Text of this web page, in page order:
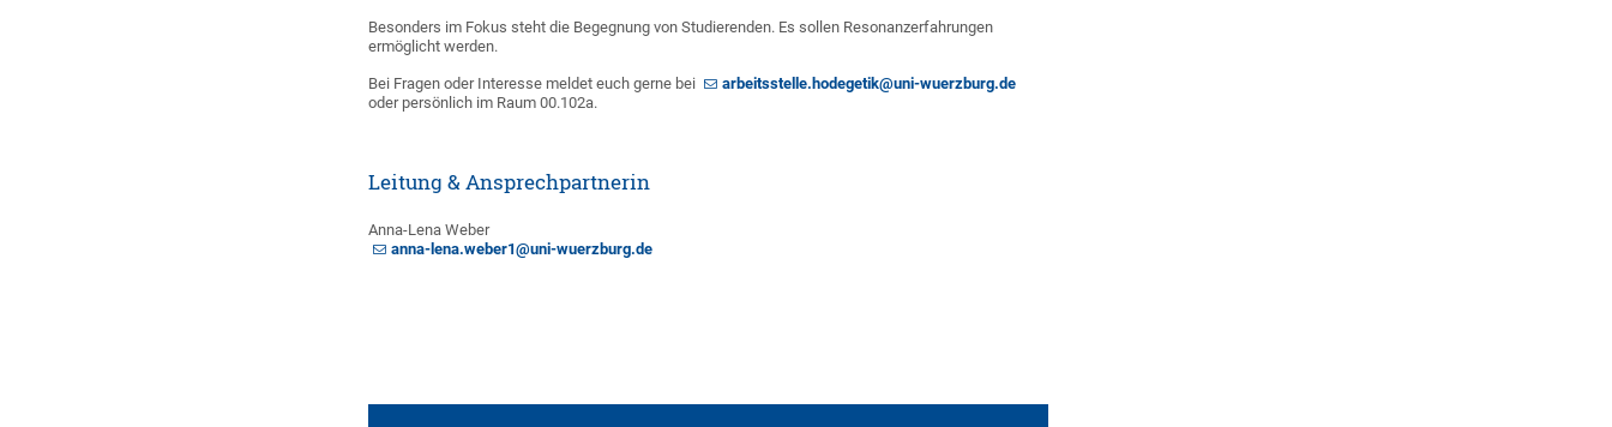
Besonders im Fokus steht die Begegnung von Studierenden. Es sollen Resonanzerfahrungen
ermöglicht werden.
Bei Fragen oder Interesse meldet euch gerne bei
arbeitsstelle.hodegetik@uni-wuerzburg.de
oder persönlich im Raum 00.102a.
Leitung & Ansprechpartnerin
Anna-Lena Weber
anna-lena.weber1@uni-wuerzburg.de